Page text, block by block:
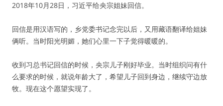
2018年10月28日，习近平给央宗姐妹回信。
回信是用汉语写的，乡党委书记念完以后，又用藏语翻译给姐妹
俩听。当时阳光明媚，她们心里一下子觉得暖暖的。
收到习总书记回信的时候，央宗儿子刚好毕业。当时组织问有什
么要求的时候，就说年龄大了，希望儿子回到身边，继续守边放
牧。现在这个愿望实现了。